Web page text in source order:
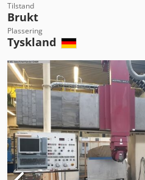
Tilstand
Brukt
Plassering
Tyskland